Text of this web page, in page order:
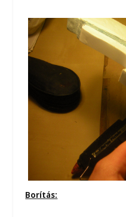
Borítás: